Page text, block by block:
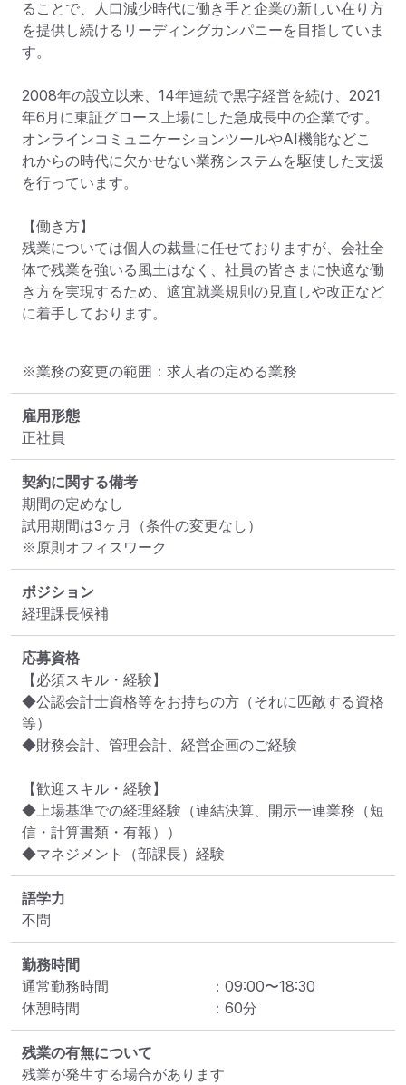
ることで、人口減少時代に働き手と企業の新しい在り方
を提供し続けるリーディングカンパニーを目指していま
す。
2008年の設立以来、14年連続で黒字経営を続け、2021
年6月に東証グロース上場にした急成長中の企業です。
オンラインコミュニケーションツールやAI機能などこ
れからの時代に欠かせない業務システムを駆使した支援
を行っています。
【働き方】
残業については個人の裁量に任せておりますが、会社全
体で残業を強いる風土はなく、社員の皆さまに快適な働
き方を実現するため、適宜就業規則の見直しや改正など
に着手しております。
※業務の変更の範囲：求人者の定める業務
雇用形態
正社員
契約に関する備考
期間の定めなし
試用期間は3ヶ月（条件の変更なし）
※原則オフィスワーク
ポジション
経理課長候補
応募資格
【必須スキル・経験】
◆公認会計士資格等をお持ちの方（それに匹敵する資格
等）
◆財務会計、管理会計、経営企画のご経験
【歓迎スキル・経験】
◆上場基準での経理経験（連結決算、開示一連業務（短
信・計算書類・有報））
◆マネジメント（部課長）経験
語学力
不問
勤務時間
通常勤務時間
： 09:00〜18:30
休憩時間
： 60分
残業の有無について
残業が発生する場合があります